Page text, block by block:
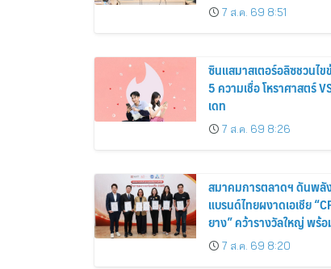
7 ส.ค. 69 8:51
ซินแสมาสเตอร์อลิซชวนไ
5 ความเชื่อ โหราศาสตร์
เดท
7 ส.ค. 69 8:26
สมาคมการตลาดฯ ดันพลั
แบรนด์ไทยผงาดเอเชีย
ยาง” คว้ารางวัลใหญ่ พร้
นักการตลาดไทยกวาดรางวัล
บุคคลเวที AMF AMEA &
7 ส.ค. 69 8:20